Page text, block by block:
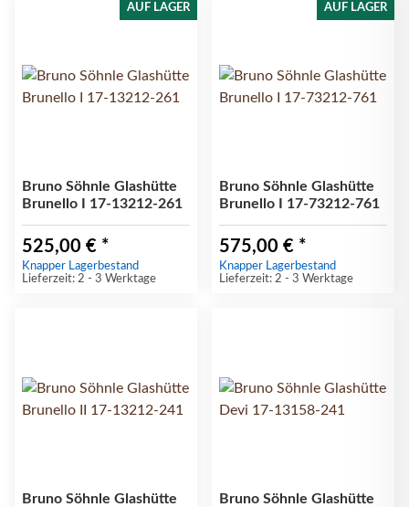
AUF LAGER
Bruno Söhnle Glashütte
Brunello I 17-13212-261
525,00 € *
Knapper Lagerbestand
Lieferzeit: 2 - 3 Werktage
AUF LAGER
Bruno Söhnle Glashütte
Brunello I 17-73212-761
575,00 € *
Knapper Lagerbestand
Lieferzeit: 2 - 3 Werktage
Bruno Söhnle Glashütte
Bruno Söhnle Glashütte